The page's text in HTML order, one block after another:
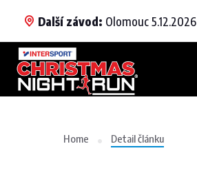
Další závod: Olomouc 5.12.2026
Home Detail článku